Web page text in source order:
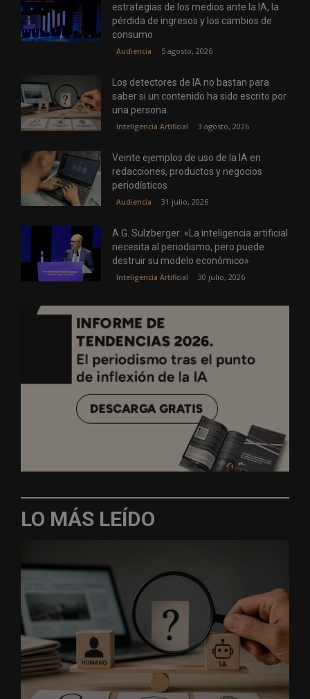
estrategias de los medios ante la IA, la
pérdida de ingresos y los cambios de
consumo
Audiencia 5 agosto, 2026
Los detectores de IA no bastan para
saber si un contenido ha sido escrito por
una persona
Inteligencia Artificial 3 agosto, 2026
Veinte ejemplos de uso de la IA en
redacciones, productos y negocios
periodísticos
Audiencia 31 julio, 2026
A.G. Sulzberger: «La inteligencia artificial
necesita al periodismo, pero puede
destruir su modelo económico»
Inteligencia Artificial 30 julio, 2026
LO MÁS LEÍDO